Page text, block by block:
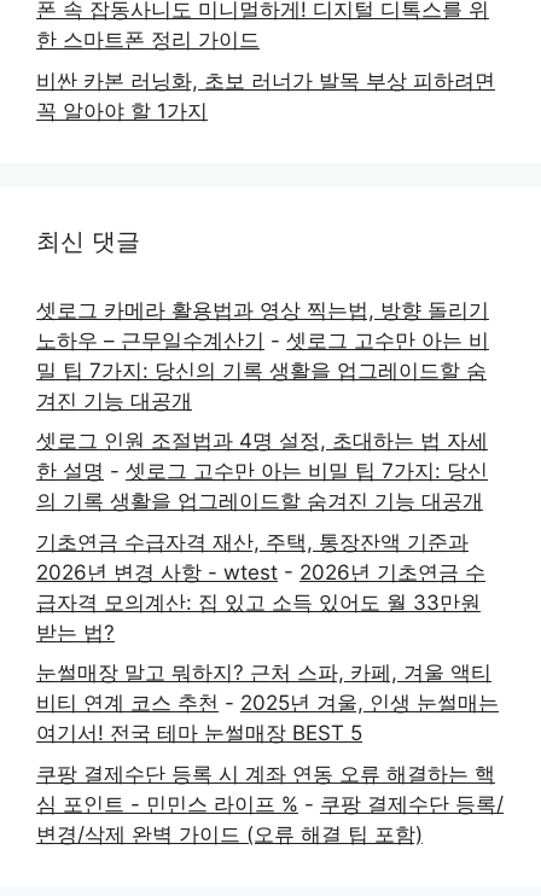
폰 속 잡동사니도 미니멀하게! 디지털 디톡스를 위
한 스마트폰 정리 가이드
비싼 카본 러닝화, 초보 러너가 발목 부상 피하려면
꼭 알아야 할 1가지
최신 댓글
셋로그 카메라 활용법과 영상 찍는법, 방향 돌리기
노하우 – 근무일수계산기 - 셋로그 고수만 아는 비
밀 팁 7가지: 당신의 기록 생활을 업그레이드할 숨
겨진 기능 대공개
셋로그 인원 조절법과 4명 설정, 초대하는 법 자세
한 설명 - 셋로그 고수만 아는 비밀 팁 7가지: 당신
의 기록 생활을 업그레이드할 숨겨진 기능 대공개
기초연금 수급자격 재산, 주택, 통장잔액 기준과
2026년 변경 사항 - wtest - 2026년 기초연금 수
급자격 모의계산: 집 있고 소득 있어도 월 33만원
받는 법?
눈썰매장 말고 뭐하지? 근처 스파, 카페, 겨울 액티
비티 연계 코스 추천 - 2025년 겨울, 인생 눈썰매는
여기서! 전국 테마 눈썰매장 BEST 5
쿠팡 결제수단 등록 시 계좌 연동 오류 해결하는 핵
심 포인트 - 민민스 라이프 % - 쿠팡 결제수단 등록/
변경/삭제 완벽 가이드 (오류 해결 팁 포함)